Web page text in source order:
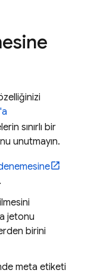
sınırlı bir
unutmayın.
jetonu
birini
meta etiketi